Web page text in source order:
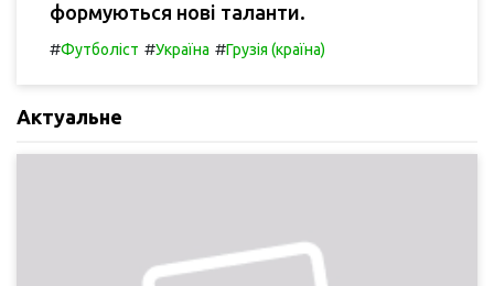
формуються нові таланти.
#Футболіст #Україна #Грузія (країна)
Актуальне